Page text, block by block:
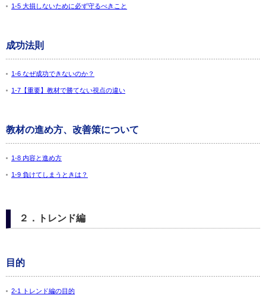
1-5 大損しないために必ず守るべきこと
成功法則
1-6 なぜ成功できないのか？
1-7【重要】教材で勝てない視点の違い
教材の進め方、改善策について
1-8 内容と進め方
1-9 負けてしまうときは？
２．トレンド編
目的
2-1 トレンド編の目的